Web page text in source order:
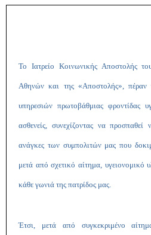
Το Ιατρείο Κοινωνικής Αποστολής
Αθηνών και της «Αποστολής», πέραν
υπηρεσιών πρωτοβάθμιας φροντίδας
ασθενείς, συνεχίζοντας να προσπαθεί
ανάγκες των συμπολιτών μας που
μετά από σχετικό αίτημα, υγειονομικό
κάθε γωνιά της πατρίδος μας.
Έτσι, μετά από συγκεκριμένο